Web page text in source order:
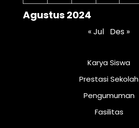
Agustus 2024
« Jul Des »
Karya Siswa
Prestasi Sekolah
Pengumuman
Fasilitas